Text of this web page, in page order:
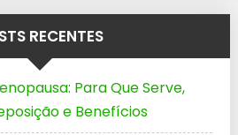
RECENTES
Para Que Serve,
e Benefícios